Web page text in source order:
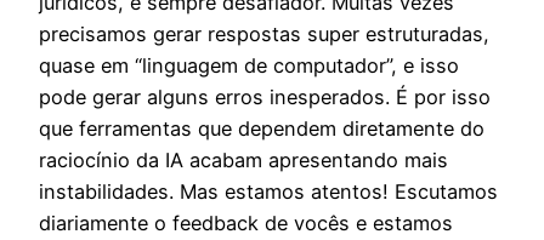
precisamos gerar respostas super estruturadas,
quase em “linguagem de computador”, e isso
pode gerar alguns erros inesperados. É por isso
que ferramentas que dependem diretamente do
raciocínio da IA acabam apresentando mais
instabilidades. Mas estamos atentos! Escutamos
diariamente o feedback de vocês e estamos